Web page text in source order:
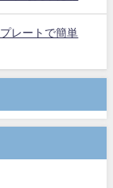
レートで簡単